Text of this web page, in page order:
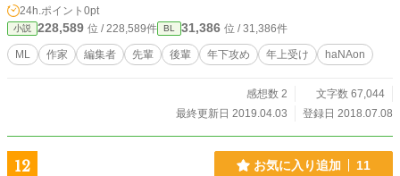
か神流の教育を受けてしまう。社会人一年目。 ＊不定期更
新。 性描写があります故、高校生含む18歳未満の方は、自己
責任に於いて判断をお願い致します。 当方では、如何なる不
利益を被られましても責任が取れませんので、予めご理解下
ので、お気を付け下さい。 此方の作品は、作者の妄想による
フィクションであり、実際のものとは一切の関係も御座いま
24h.ポイント 0pt
小説 228,589 位 / 228,589件 BL 31,386 位 / 31,386件
ML 作家 編集者 先輩 後輩 年下攻め 年上受け haNAon
感想数 2
文字数 67,044
最終更新日 2019.04.03
登録日 2018.07.08
12 お気に入り追加 11